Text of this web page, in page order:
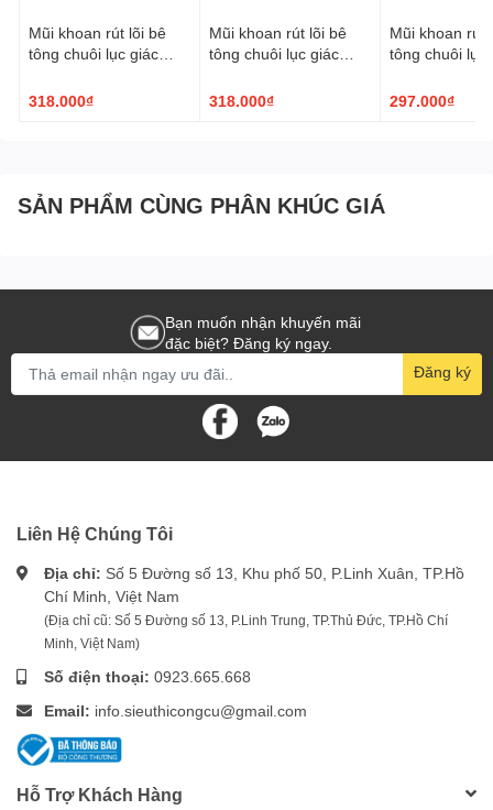
Mũi khoan rút lõi bê
tông chuôi lục giác
318.000₫
Mũi khoan rút lõi bê
tông chuôi lục giác
318.000₫
Mũi khoan rút
tông chuôi lục
297.000₫
SẢN PHẨM CÙNG PHÂN KHÚC GIÁ
Bạn muốn nhận khuyến mãi
đặc biệt? Đăng ký ngay.
Đăng ký
Liên Hệ Chúng Tôi
Địa chỉ: Số 5 Đường số 13, Khu phố 50, P.Linh Xuân, TP.Hồ
Chí Minh, Việt Nam
(Địa chỉ cũ: Số 5 Đường số 13, P.Linh Trung, TP.Thủ Đức, TP.Hồ Chí
Minh, Việt Nam)
Số điện thoại: 0923.665.668
Email: info.sieuthicongcu@gmail.com
Hỗ Trợ Khách Hàng